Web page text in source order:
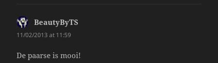
BeautyByTS
11/02/2013 at 11:59
De paarse is mooi!